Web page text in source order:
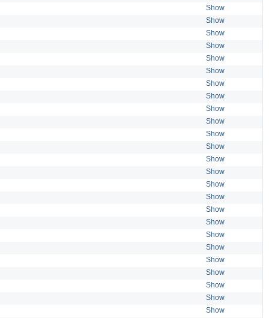
Show
Show
Show
Show
Show
Show
Show
Show
Show
Show
Show
Show
Show
Show
Show
Show
Show
Show
Show
Show
Show
Show
Show
Show
Show